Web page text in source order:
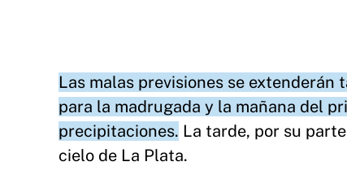
Las malas previsiones se
para la madrugada y la mañana del
precipitaciones. La tarde, por su
cielo de La Plata.